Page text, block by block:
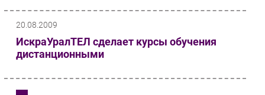
20.08.2009
ИскраУралТЕЛ сделает курсы обучения
дистанционными